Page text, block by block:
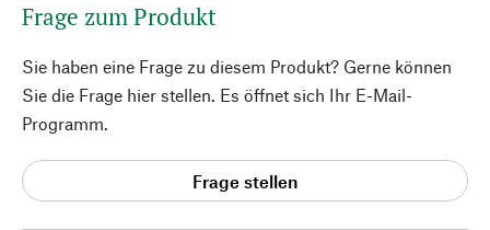
Frage zum Produkt
Sie haben eine Frage zu diesem Produkt? Gerne können
Sie die Frage hier stellen. Es öffnet sich Ihr E-Mail-
Programm.
Frage stellen